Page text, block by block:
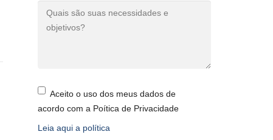
Aceito o uso dos meus dados de
acordo com a Poítica de Privacidade
Leia aqui a política